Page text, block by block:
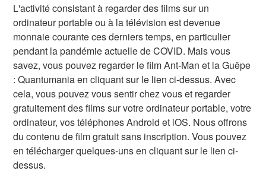
L'activité consistant à regarder des films sur un
ordinateur portable ou à la télévision est devenue
monnaie courante ces derniers temps, en particulier
pendant la pandémie actuelle de COVID. Mais vous
savez, vous pouvez regarder le film Ant-Man et la Guêpe
: Quantumania en cliquant sur le lien ci-dessus. Avec
cela, vous pouvez vous sentir chez vous et regarder
gratuitement des films sur votre ordinateur portable, votre
ordinateur, vos téléphones Android et iOS. Nous offrons
du contenu de film gratuit sans inscription. Vous pouvez
en télécharger quelques-uns en cliquant sur le lien ci-
dessus.